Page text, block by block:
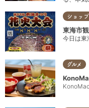
ショップ
東海市
今日は東
グルメ